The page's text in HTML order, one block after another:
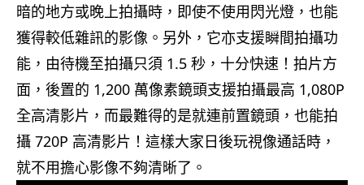
暗的地方或晚上拍攝時，即使不使用閃光燈，也能
獲得較低雜訊的影像。另外，它亦支援瞬間拍攝功
能，由待機至拍攝只須 1.5 秒，十分快速！拍片方
面，後置的 1,200 萬像素鏡頭支援拍攝最高 1,080P
全高清影片，而最難得的是就連前置鏡頭，也能拍
攝 720P 高清影片！這樣大家日後玩視像通話時，
就不用擔心影像不夠清晰了。